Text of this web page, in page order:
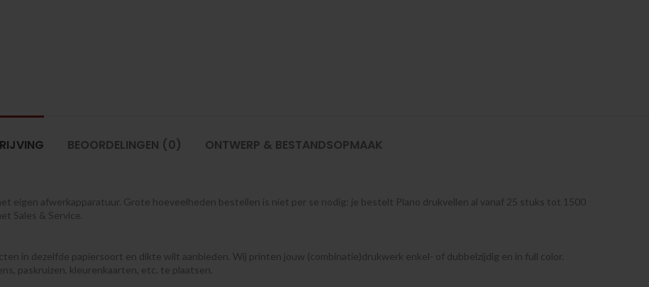
BEOORDELINGEN (0) ONTWERP & BESTANDSOPMAAK
eigen afwerkapparatuur. Grote hoeveelheden bestellen is niet per se nodig: je bestelt Plano drukvellen al vanaf 25 stuks tot 1500
Sales & Service.
in dezelfde papiersoort en dikte wilt aanbieden. Wij printen jouw (combinatie)drukwerk enkel- of dubbelzijdig en in full color.
paskruizen, kleurenkaarten, etc. te plaatsen.